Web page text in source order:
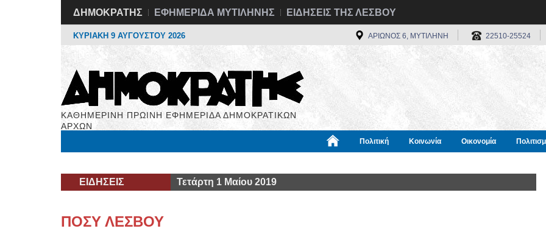
ΔΗΜΟΚΡΑΤΗΣ ΕΦΗΜΕΡΙΔΑ ΜΥΤΙΛΗΝΗΣ ΕΙΔΗΣΕΙΣ ΤΗΣ ΛΕΣΒΟΥ
ΚΥΡΙΑΚΗ 9 ΑΥΓΟΥΣΤΟΥ 2026 ΑΡΙΩΝΟΣ 6, ΜΥΤΙΛΗΝΗ 22510-25524
ΚΑΘΗΜΕΡΙΝΗ ΠΡΩΙΝΗ ΕΦΗΜΕΡΙΔΑ ΔΗΜΟΚΡΑΤΙΚΩΝ
ΑΡΧΩΝ
Πολιτική Κοινωνία Οικονομία
ΕΙΔΗΣΕΙΣ Τετάρτη 1 Μαίου 2019
ΠΟΣΥ ΛΕΣΒΟΥ